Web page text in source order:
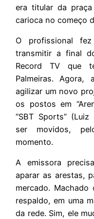
era titular da
carioca no começo
O profissional
transmitir a final
Record TV que
Palmeiras. Agora,
agilizar um novo
os postos em
“SBT Sports”
ser movidos,
momento.
A emissora
aparar as arestas,
mercado.
respaldo, em uma
da rede. Sim, ele